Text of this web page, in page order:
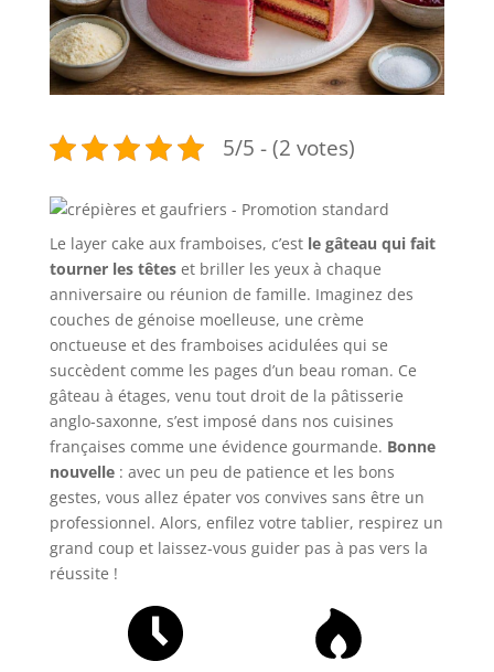
5/5 - (2 votes)
Le layer cake aux framboises, c’est le gâteau qui fait
tourner les têteset briller les yeux à chaque
anniversaire ou réunion de famille. Imaginez des
couches de génoise moelleuse, une crème
onctueuse et des framboises acidulées qui se
succèdent comme les pages d’un beau roman. Ce
gâteau à étages, venu tout droit de la pâtisserie
anglo-saxonne, s’est imposé dans nos cuisines
françaises comme une évidence gourmande. Bonne
nouvelle: avec un peu de patience et les bons
gestes, vous allez épater vos convives sans être un
professionnel. Alors, enfilez votre tablier, respirez un
grand coup et laissez-vous guider pas à pas vers la
réussite !